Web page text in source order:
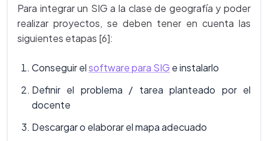
Para integrar un SIG a la clase de geografía y poder
realizar proyectos, se deben tener en cuenta las
siguientes etapas [6]:
Conseguir elsoftware para SIG e instalarlo
Definir el problema / tarea planteado por el
docente
Descargar o elaborar el mapa adecuado